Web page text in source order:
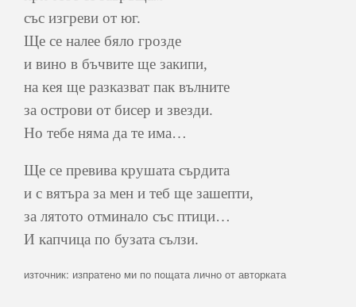
със изгреви от юг.
Ще се налее бяло грозде
и вино в бъчвите ще закипи,
на кея ще разказват пак вълните
за острови от бисер и звезди.
Но тебе няма да те има…
Ще се превива крушата сърдита
и с вятъра за мен и теб ще зашепти,
за лятото отминало със птици…
И капчица по бузата сълзи.
източник: изпратено ми по пощата лично от авторката